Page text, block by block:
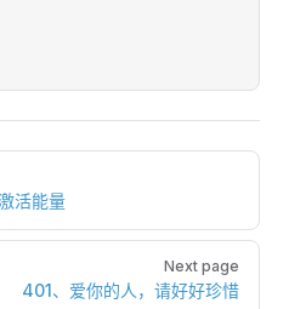
活能量
Next page
401、爱你的人，请好好珍惜